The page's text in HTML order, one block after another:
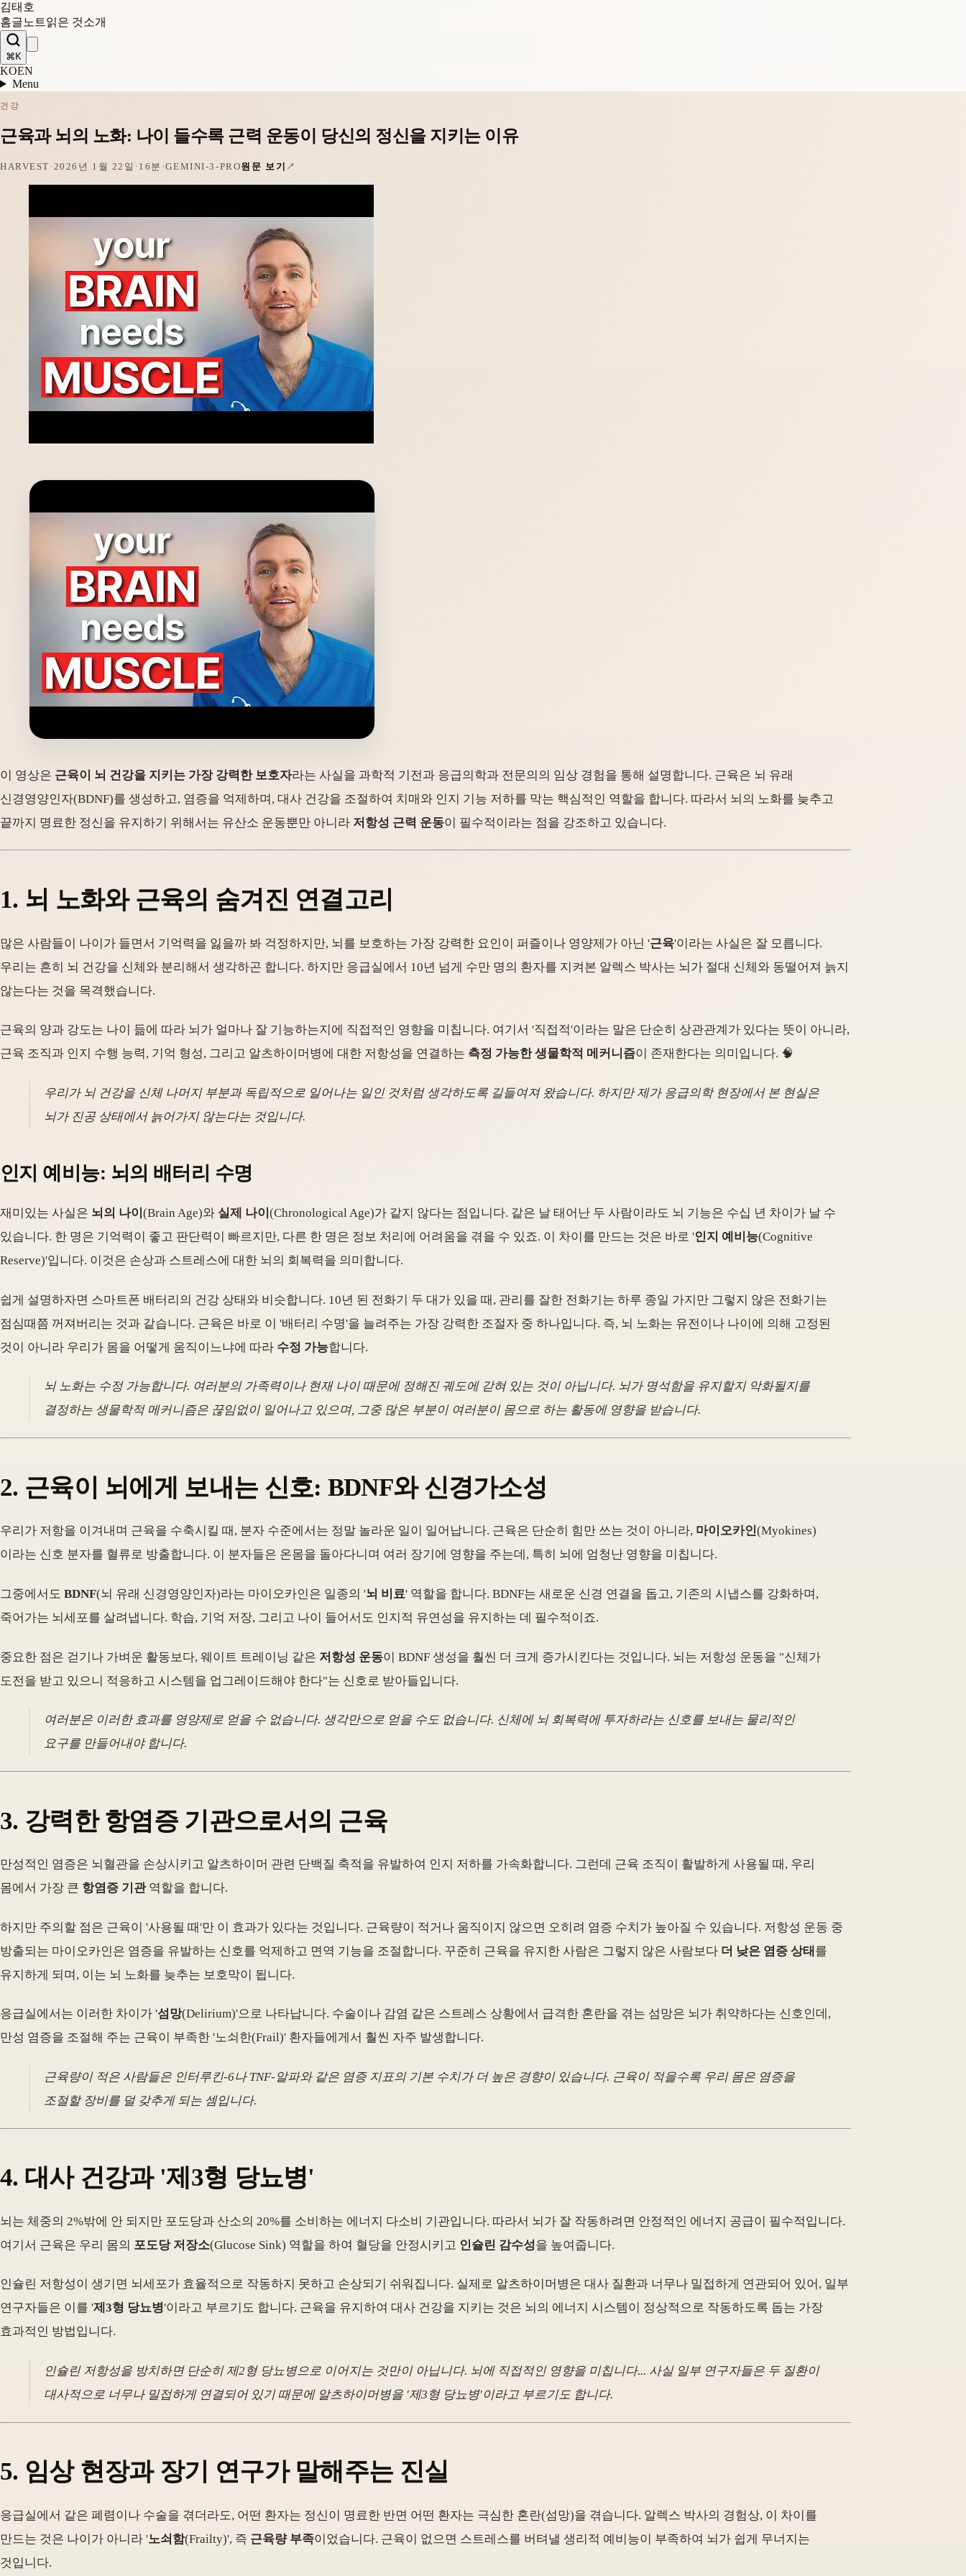
김태호
홈글 노트읽은 것소개
⌘K
KOEN
Menu
건강
근육과 뇌의 노화: 나이 들수록 근력 운동이 당신의 정신을 지키는 이유
HARVEST · 2026년 1월 22일 · 16분 ·GEMINI-3-PRO원문 보기
이 영상은 근육이 뇌 건강을 지키는 가장 강력한 보호자라는 사실을 과학적 기전과 응급의학과 전문의의 임상 경험을 통해 설명합니다. 근육은 뇌 유래
신경영양인자(BDNF)를 생성하고, 염증을 억제하며, 대사 건강을 조절하여 치매와 인지 기능 저하를 막는 핵심적인 역할을 합니다. 따라서 뇌의 노화를 늦추고
끝까지 명료한 정신을 유지하기 위해서는 유산소 운동뿐만 아니라 저항성 근력 운동이 필수적이라는 점을 강조하고 있습니다.
1. 뇌 노화와 근육의 숨겨진 연결고리
많은 사람들이 나이가 들면서 기억력을 잃을까 봐 걱정하지만, 뇌를 보호하는 가장 강력한 요인이 퍼즐이나 영양제가 아닌 '근육'이라는 사실은 잘 모릅니다.
우리는 흔히 뇌 건강을 신체와 분리해서 생각하곤 합니다. 하지만 응급실에서 10년 넘게 수만 명의 환자를 지켜본 알렉스 박사는 뇌가 절대 신체와 동떨어져 늙지
않는다는 것을 목격했습니다.
근육의 양과 강도는 나이 듦에 따라 뇌가 얼마나 잘 기능하는지에 직접적인 영향을 미칩니다. 여기서 '직접적'이라는 말은 단순히 상관관계가 있다는 뜻이 아니라,
근육 조직과 인지 수행 능력, 기억 형성, 그리고 알츠하이머병에 대한 저항성을 연결하는 측정 가능한 생물학적 메커니즘이 존재한다는 의미입니다. 🧠
우리가 뇌 건강을 신체 나머지 부분과 독립적으로 일어나는 일인 것처럼 생각하도록 길들여져 왔습니다. 하지만 제가 응급의학 현장에서 본 현실은
뇌가 진공 상태에서 늙어가지 않는다는 것입니다.
인지 예비능: 뇌의 배터리 수명
재미있는 사실은 뇌의 나이 (Brain Age)와 실제 나이 (Chronological Age)가 같지 않다는 점입니다. 같은 날 태어난 두 사람이라도 뇌 기능은 수십 년 차이가 날 수
있습니다. 한 명은 기억력이 좋고 판단력이 빠르지만, 다른 한 명은 정보 처리에 어려움을 겪을 수 있죠. 이 차이를 만드는 것은 바로 '인지 예비능(Cognitive
Reserve)'입니다. 이것은 손상과 스트레스에 대한 뇌의 회복력을 의미합니다.
쉽게 설명하자면 스마트폰 배터리의 건강 상태와 비슷합니다. 10년 된 전화기 두 대가 있을 때, 관리를 잘한 전화기는 하루 종일 가지만 그렇지 않은 전화기는
점심때쯤 꺼져버리는 것과 같습니다. 근육은 바로 이 '배터리 수명'을 늘려주는 가장 강력한 조절자 중 하나입니다. 즉, 뇌 노화는 유전이나 나이에 의해 고정된
것이 아니라 우리가 몸을 어떻게 움직이느냐에 따라 수정 가능합니다.
뇌 노화는 수정 가능합니다. 여러분의 가족력이나 현재 나이 때문에 정해진 궤도에 갇혀 있는 것이 아닙니다. 뇌가 명석함을 유지할지 악화될지를
결정하는 생물학적 메커니즘은 끊임없이 일어나고 있으며, 그중 많은 부분이 여러분이 몸으로 하는 활동에 영향을 받습니다.
2. 근육이 뇌에게 보내는 신호: BDNF와 신경가소성
우리가 저항을 이겨내며 근육을 수축시킬 때, 분자 수준에서는 정말 놀라운 일이 일어납니다. 근육은 단순히 힘만 쓰는 것이 아니라, 마이오카인(Myokines)
이라는 신호 분자를 혈류로 방출합니다. 이 분자들은 온몸을 돌아다니며 여러 장기에 영향을 주는데, 특히 뇌에 엄청난 영향을 미칩니다.
그중에서도 BDNF(뇌 유래 신경영양인자)라는 마이오카인은 일종의 '뇌 비료' 역할을 합니다. BDNF는 새로운 신경 연결을 돕고, 기존의 시냅스를 강화하며,
죽어가는 뇌세포를 살려냅니다. 학습, 기억 저장, 그리고 나이 들어서도 인지적 유연성을 유지하는 데 필수적이죠.
중요한 점은 걷기나 가벼운 활동보다, 웨이트 트레이닝 같은 저항성 운동이 BDNF 생성을 훨씬 더 크게 증가시킨다는 것입니다. 뇌는 저항성 운동을 "신체가
도전을 받고 있으니 적응하고 시스템을 업그레이드해야 한다"는 신호로 받아들입니다.
여러분은 이러한 효과를 영양제로 얻을 수 없습니다. 생각만으로 얻을 수도 없습니다. 신체에 뇌 회복력에 투자하라는 신호를 보내는 물리적인
요구를 만들어내야 합니다.
3. 강력한 항염증 기관으로서의 근육
만성적인 염증은 뇌혈관을 손상시키고 알츠하이머 관련 단백질 축적을 유발하여 인지 저하를 가속화합니다. 그런데 근육 조직이 활발하게 사용될 때, 우리
몸에서 가장 큰 항염증 기관역할을 합니다.
하지만 주의할 점은 근육이 '사용될 때'만 이 효과가 있다는 것입니다. 근육량이 적거나 움직이지 않으면 오히려 염증 수치가 높아질 수 있습니다. 저항성 운동 중
방출되는 마이오카인은 염증을 유발하는 신호를 억제하고 면역 기능을 조절합니다. 꾸준히 근육을 유지한 사람은 그렇지 않은 사람보다 더 낮은 염증 상태 를
유지하게 되며, 이는 뇌 노화를 늦추는 보호막이 됩니다.
응급실에서는 이러한 차이가 '섬망(Delirium)'으로 나타납니다. 수술이나 감염 같은 스트레스 상황에서 급격한 혼란을 겪는 섬망은 뇌가 취약하다는 신호인데,
만성 염증을 조절해 주는 근육이 부족한 '노쇠한(Frail)' 환자들에게서 훨씬 자주 발생합니다.
근육량이 적은 사람들은 인터루킨-6나 TNF-알파와 같은 염증 지표의 기본 수치가 더 높은 경향이 있습니다. 근육이 적을수록 우리 몸은 염증을
조절할 장비를 덜 갖추게 되는 셈입니다.
4. 대사 건강과 '제3형 당뇨병'
뇌는 체중의 2%밖에 안 되지만 포도당과 산소의 20%를 소비하는 에너지 다소비 기관입니다. 따라서 뇌가 잘 작동하려면 안정적인 에너지 공급이 필수적입니다.
여기서 근육은 우리 몸의 포도당 저장소(Glucose Sink) 역할을 하여 혈당을 안정시키고 인슐린 감수성을 높여줍니다.
인슐린 저항성이 생기면 뇌세포가 효율적으로 작동하지 못하고 손상되기 쉬워집니다. 실제로 알츠하이머병은 대사 질환과 너무나 밀접하게 연관되어 있어, 일부
연구자들은 이를 '제3형 당뇨병'이라고 부르기도 합니다. 근육을 유지하여 대사 건강을 지키는 것은 뇌의 에너지 시스템이 정상적으로 작동하도록 돕는 가장
효과적인 방법입니다.
인슐린 저항성을 방치하면 단순히 제2형 당뇨병으로 이어지는 것만이 아닙니다. 뇌에 직접적인 영향을 미칩니다... 사실 일부 연구자들은 두 질환이
대사적으로 너무나 밀접하게 연결되어 있기 때문에 알츠하이머병을 '제3형 당뇨병'이라고 부르기도 합니다.
5. 임상 현장과 장기 연구가 말해주는 진실
응급실에서 같은 폐렴이나 수술을 겪더라도, 어떤 환자는 정신이 명료한 반면 어떤 환자는 극심한 혼란(섬망)을 겪습니다. 알렉스 박사의 경험상, 이 차이를
만드는 것은 나이가 아니라 '노쇠함(Frailty)', 즉 근육량 부족이었습니다. 근육이 없으면 스트레스를 버텨낼 생리적 예비능이 부족하여 뇌가 쉽게 무너지는
것입니다.